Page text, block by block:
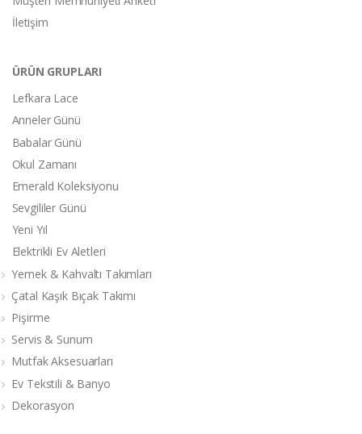
İletişim
ÜRÜN GRUPLARI
Lefkara Lace
Anneler Günü
Babalar Günü
Okul Zamanı
Emerald Koleksiyonu
Sevgililer Günü
Yeni Yıl
Elektrikli Ev Aletleri
Yemek & Kahvaltı Takımları
Çatal Kaşık Bıçak Takımı
Pişirme
Servis & Sunum
Mutfak Aksesuarları
Ev Tekstili & Banyo
Dekorasyon